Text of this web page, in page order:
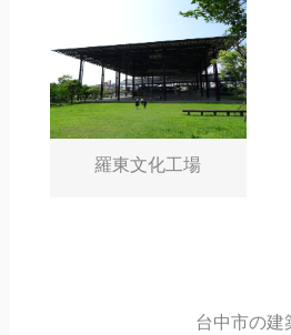
羅東文化工場
台中市の建